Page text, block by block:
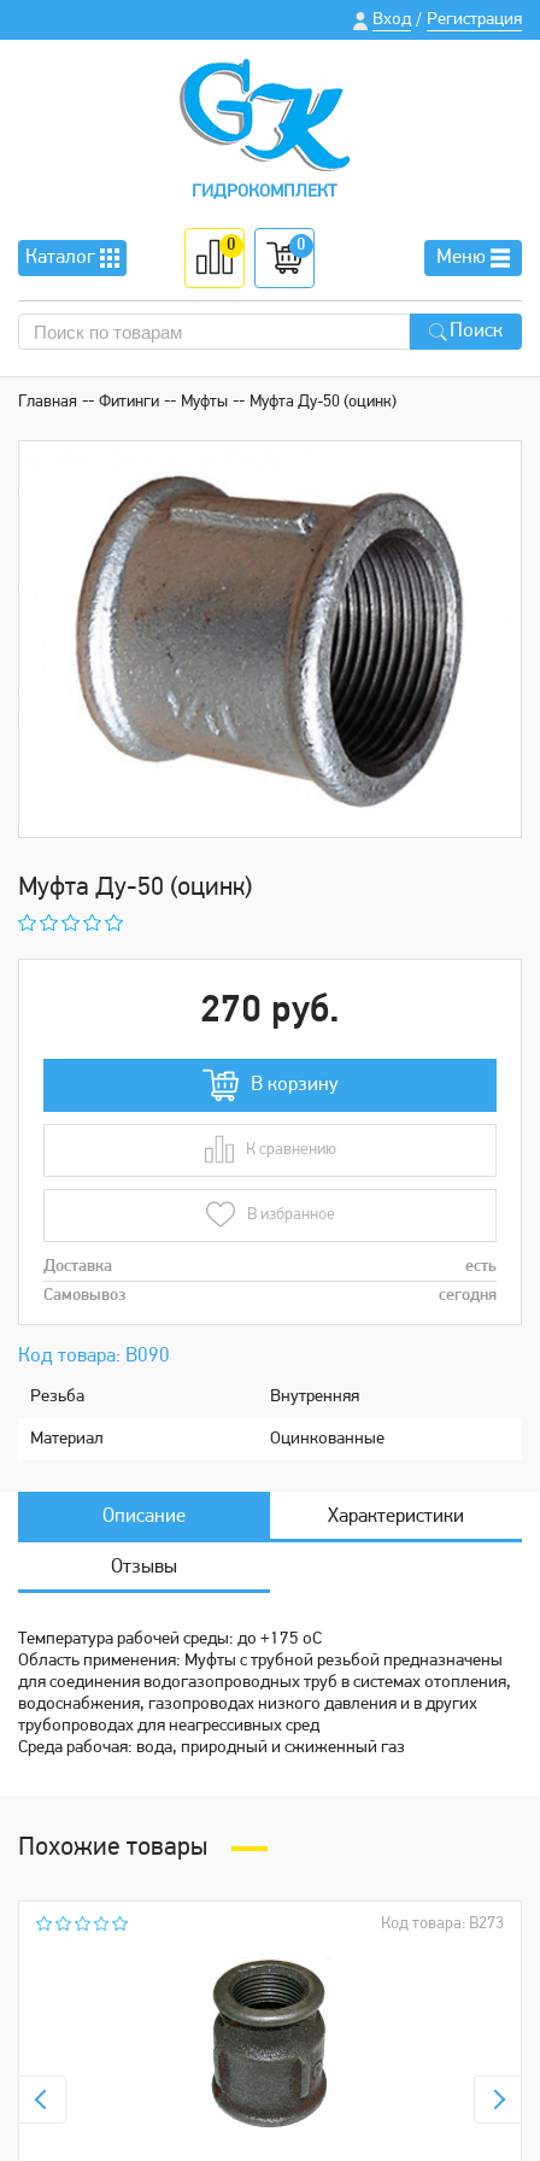
Вход / Регистрация
ГИДРОКОМПЛЕКТ
Каталог
0 0
Меню
Поиск
Главная Фитинги Муфты Муфта Ду-50 (оцинк)
Муфта Ду-50 (оцинк)
Код товара: В090
Рeзьбa Внутренняя
Мaтериaл Оцинкованные
270 руб.
В корзину
К сравнению
В сравнении
В избранное
Доставка
есть
Самовывоз
сегодня
Описание Характеристики
Отзывы
Температура рабочей среды: до +175 oC
Область применения: Муфты с трубной резьбой предназначены
для соединения водогазопроводных труб в системах отопления,
водоснабжения, газопроводах низкого давления и в других
трубопроводах для неагрессивных сред
Среда рабочая: вода, природный и сжиженный газ
Похожие товары
Код товара: В273